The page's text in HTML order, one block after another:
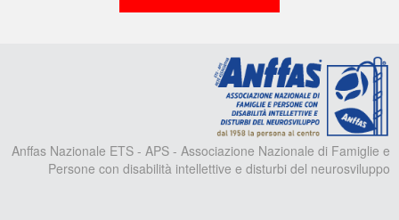
Anffas Nazionale ETS - APS - Associazione Nazionale di Famiglie e
Persone con disabilità intellettive e disturbi del neurosviluppo